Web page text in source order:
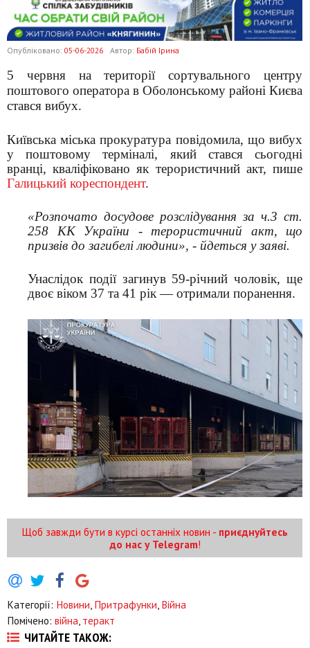
Опубліковано: 05-06-2026 Автор: Бабій Ірина
5 червня на території сортувального центру
поштового оператора в Оболонському районі Києва
стався вибух.
Київська міська прокуратура повідомила, що вибух
у поштовому терміналі, який стався сьогодні
вранці, кваліфіковано як терористичний акт, пише
Галицький кореспондент.
«Розпочато досудове розслідування за ч.3 ст.
258 КК України - терористичний акт, що
призвів до загибелі людини», - йдеться у заяві.
Унаслідок події загинув 59-річний чоловік, ще
двоє віком 37 та 41 рік — отримали поранення.
Щоб завжди бути в курсі останніх новин - приєднуйтесь
до нас у Telegram!
Категорії: Новини, Притрафунки, Війна
Помічено: війна, теракт
ЧИТАЙТЕ ТАКОЖ: